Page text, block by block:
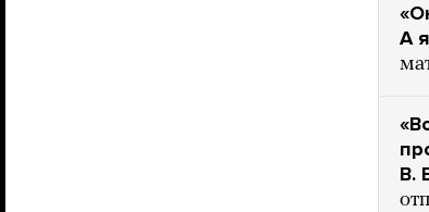
А
В.